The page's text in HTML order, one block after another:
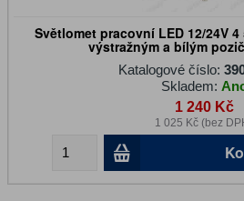
Světlomet pracovní LED 12/24V 4
výstražným a bílým
Katalogové číslo:
Skladem:
1 240 Kč
1 025 Kč (bez